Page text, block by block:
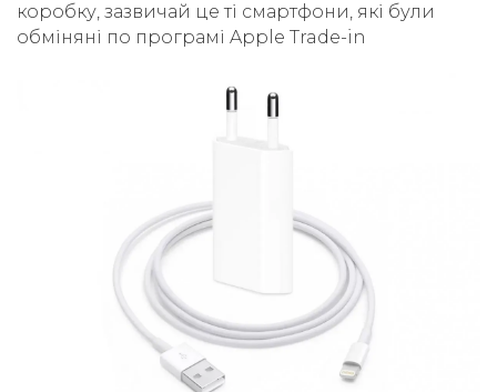
коробку, зазвичай це ті смартфони, які були
обміняні по програмі Apple Trade-in